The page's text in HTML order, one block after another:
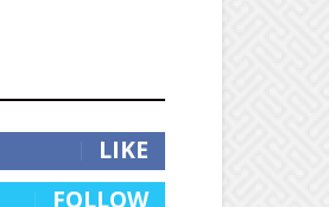
LIKE
FOLLOW